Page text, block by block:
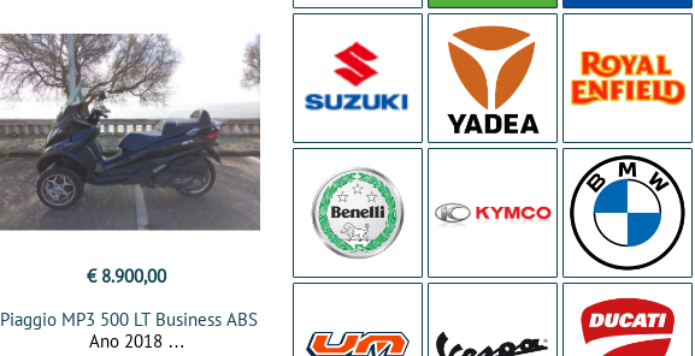
€ 8.900,00
Piaggio MP3 500 LT Business ABS
Ano 2018